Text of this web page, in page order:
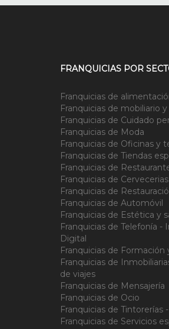
FRANQUICIAS POR
Franquicias de
Franquicias de mobiliario
Franquicias de Cuidado
Franquicias de Moda
Franquicias de Oficinas y
Franquicias de Tiendas
Franquicias de
Franquicias de
Franquicias de
Franquicias de Automóvil
Franquicias de Estética y
Franquicias de Telefonía
Digital
Franquicias de Formación
Franquicias de
de viajes
Franquicias de Mensajería
Franquicias de Ocio
Franquicias de Tintorerías
Franquicias de Servicios